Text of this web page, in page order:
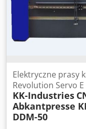
Elektryczne prasy
Revolution Servo E
KK-Industries
Abkantpresse
DDM-50